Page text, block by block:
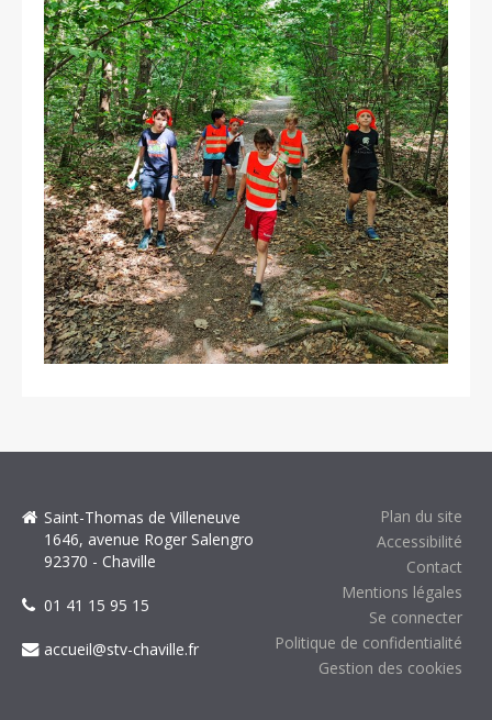
Plan du site
Accessibilité
Contact
Mentions légales
Se connecter
Politique de confidentialité
Gestion des cookies
Saint-Thomas de Villeneuve
1646, avenue Roger Salengro
92370 - Chaville
01 41 15 95 15
accueil@stv-chaville.fr